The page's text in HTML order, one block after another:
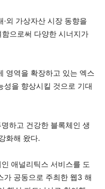
외 가상자산 시장 동향을
으로써 다양한 시너지가
영역을 확장하고 있는 엑스
성을 향상시킬 것으로 기대
하고 건강한 블록체인 생
화해 왔다.
애널리틱스 서비스를 도
가 공동으로 주최한 웹3 해